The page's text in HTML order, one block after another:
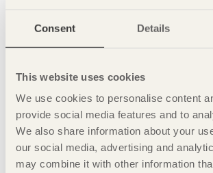
Consent Details
This website uses cookies
We use cookies to personalise content
provide social media features and to
We also share information about your
our social media, advertising and
may combine it with other information
Foto Tuomas Harjumaaskola
Dela denna sida: